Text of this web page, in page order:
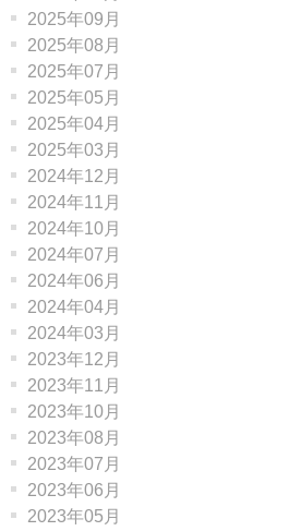
2025年09月
2025年08月
2025年07月
2025年05月
2025年04月
2025年03月
2024年12月
2024年11月
2024年10月
2024年07月
2024年06月
2024年04月
2024年03月
2023年12月
2023年11月
2023年10月
2023年08月
2023年07月
2023年06月
2023年05月